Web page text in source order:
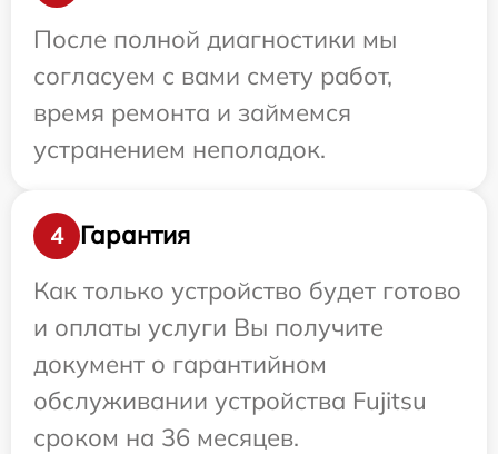
После полной диагностики мы
согласуем с вами смету работ,
время ремонта и займемся
устранением неполадок.
4
Гарантия
Как только устройство будет готово
и оплаты услуги Вы получите
документ о гарантийном
обслуживании устройства Fujitsu
сроком на 36 месяцев.